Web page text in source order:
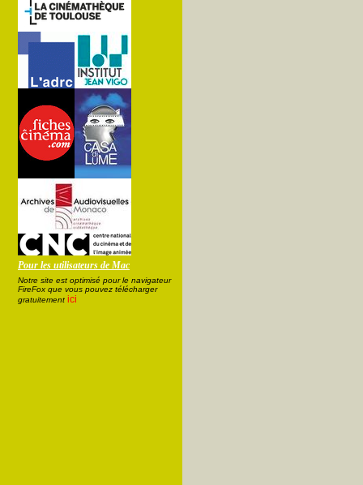
Pour les utilisateurs de Mac
Notre site est optimisé pour le navigateur
FireFox que vous pouvez télécharger
gratuitement ici